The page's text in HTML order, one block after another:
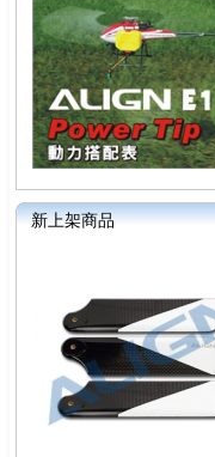
新上架商品